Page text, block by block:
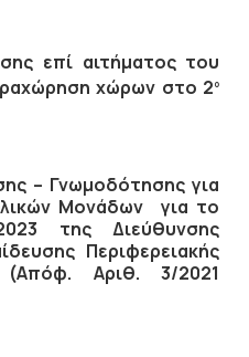
επί αιτήματος του
χώρων στο 2ο
– Γνωμοδότησης για
Μονάδων για το
της Διεύθυνσης
Περιφερειακής
(Απόφ. Αριθ. 3/2021